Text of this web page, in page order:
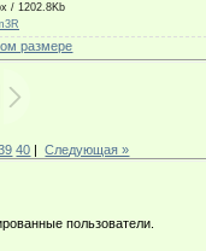
/ 1202.8Kb
размере
40 |Следующая »
пользователи.